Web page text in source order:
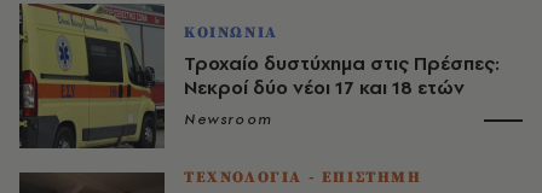
ΚΟΙΝΩΝΙΑ
Τροχαίο δυστύχημα στις Πρέσπες:
Νεκροί δύο νέοι 17 και 18 ετών
Newsroom
ΤΕΧΝΟΛΟΓΙΑ - ΕΠΙΣΤΗΜΗ